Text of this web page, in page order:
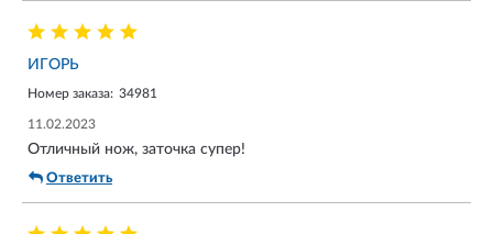
ИГОРЬ
Номер заказа: 34981
11.02.2023
Отличный нож, заточка супер!
Ответить